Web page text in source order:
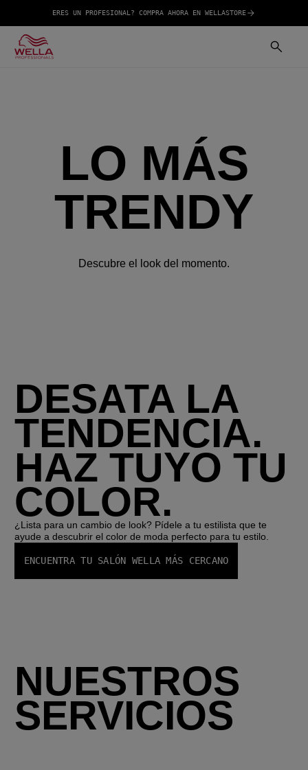
ERES UN PROFESIONAL? COMPRA AHORA EN WELLASTORE
LO MÁS
TRENDY
Descubre el look del momento.
DESATA LA
TENDENCIA.
HAZ TUYO TU
COLOR.
¿Lista para un cambio de look? Pídele a tu estilista que te
ayude a descubrir el color de moda perfecto para tu estilo.
ENCUENTRA TU SALÓN WELLA MÁS CERCANO
NUESTROS
SERVICIOS